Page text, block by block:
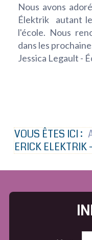
Nous avons
Élektrik autant
l'école. Nous
dans les
Jessica Legault -
VOUS ÊTES ICI :
ERICK ELEKTRIK